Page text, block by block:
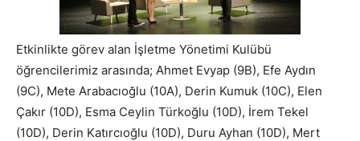
Etkinlikte görev alan İşletme Yönetimi Kulübü
öğrencilerimiz arasında; Ahmet Evyap (9B), Efe Aydın
(9C), Mete Arabacıoğlu (10A), Derin Kumuk (10C), Elen
Çakır (10D), Esma Ceylin Türkoğlu (10D), İrem Tekel
(10D), Derin Katırcıoğlu (10D), Duru Ayhan (10D), Mert